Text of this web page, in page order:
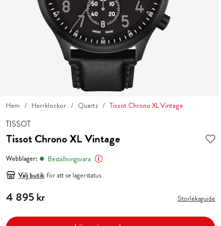
Hem Herrklockor Quartz Tissot Chrono XL Vintage
TISSOT
Tissot Chrono XL Vintage
Webblager:
Beställningsvara
Välj butik för att se lagerstatus
Pris:4 895 kr
4 895 kr Storleksguide